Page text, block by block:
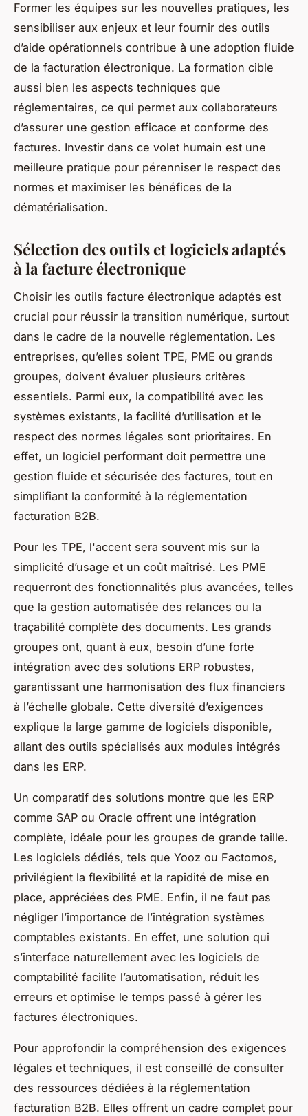
Former les équipes sur les nouvelles pratiques, les
sensibiliser aux enjeux et leur fournir des outils
d’aide opérationnels contribue à une adoption fluide
de la facturation électronique. La formation cible
aussi bien les aspects techniques que
réglementaires, ce qui permet aux collaborateurs
d’assurer une gestion efficace et conforme des
factures. Investir dans ce volet humain est une
meilleure pratique pour pérenniser le respect des
normes et maximiser les bénéfices de la
dématérialisation.
Sélection des outils et logiciels adaptés
à la facture électronique
Choisir les outils facture électronique adaptés est
crucial pour réussir la transition numérique, surtout
dans le cadre de la nouvelle réglementation. Les
entreprises, qu’elles soient TPE, PME ou grands
groupes, doivent évaluer plusieurs critères
essentiels. Parmi eux, la compatibilité avec les
systèmes existants, la facilité d’utilisation et le
respect des normes légales sont prioritaires. En
effet, un logiciel performant doit permettre une
gestion fluide et sécurisée des factures, tout en
simplifiant la conformité à la réglementation
facturation B2B.
Pour les TPE, l'accent sera souvent mis sur la
simplicité d’usage et un coût maîtrisé. Les PME
requerront des fonctionnalités plus avancées, telles
que la gestion automatisée des relances ou la
traçabilité complète des documents. Les grands
groupes ont, quant à eux, besoin d’une forte
intégration avec des solutions ERP robustes,
garantissant une harmonisation des flux financiers
à l’échelle globale. Cette diversité d’exigences
explique la large gamme de logiciels disponible,
allant des outils spécialisés aux modules intégrés
dans les ERP.
Un comparatif des solutions montre que les ERP
comme SAP ou Oracle offrent une intégration
complète, idéale pour les groupes de grande taille.
Les logiciels dédiés, tels que Yooz ou Factomos,
privilégient la flexibilité et la rapidité de mise en
place, appréciées des PME. Enfin, il ne faut pas
négliger l’importance de l’intégration systèmes
comptables existants. En effet, une solution qui
s’interface naturellement avec les logiciels de
comptabilité facilite l’automatisation, réduit les
erreurs et optimise le temps passé à gérer les
factures électroniques.
Pour approfondir la compréhension des exigences
légales et techniques, il est conseillé de consulter
des ressources dédiées à la réglementation
facturation B2B. Elles offrent un cadre complet pour